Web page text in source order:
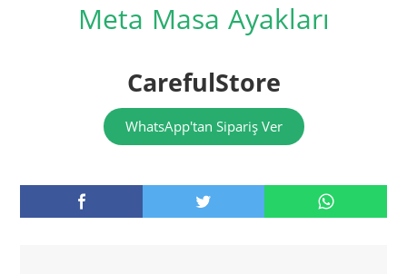
Meta Masa Ayakları
CarefulStore
WhatsApp'tan Sipariş Ver